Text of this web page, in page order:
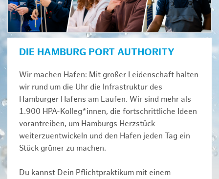
DIE HAMBURG PORT AUTHORITY
Wir machen Hafen: Mit großer Leidenschaft halten
wir rund um die Uhr die Infrastruktur des
Hamburger Hafens am Laufen. Wir sind mehr als
1.900 HPA-Kolleg*innen, die fortschrittliche Ideen
vorantreiben, um Hamburgs Herzstück
weiterzuentwickeln und den Hafen jeden Tag ein
Stück grüner zu machen.
Du kannst Dein Pflichtpraktikum mit einem